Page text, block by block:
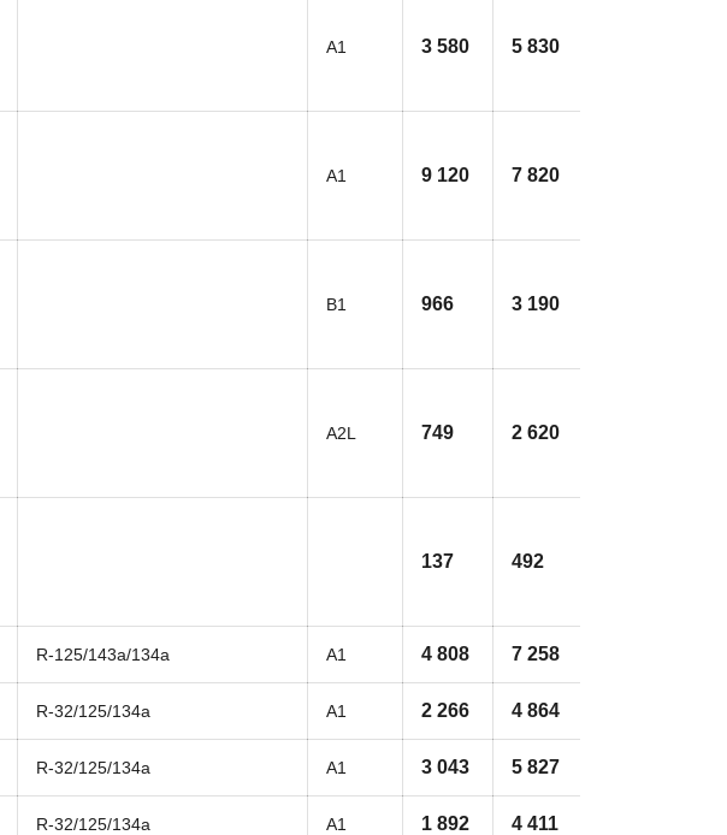
A1 3 580 5 830
A1 9 120 7 820
B1 966 3 190
A2L 749 2 620
137 492
R-125/143a/134a A1 4 808 7 258
R-32/125/134a A1 2 266 4 864
R-32/125/134a A1 3 043 5 827
R-32/125/134a A1 1 892 4 411